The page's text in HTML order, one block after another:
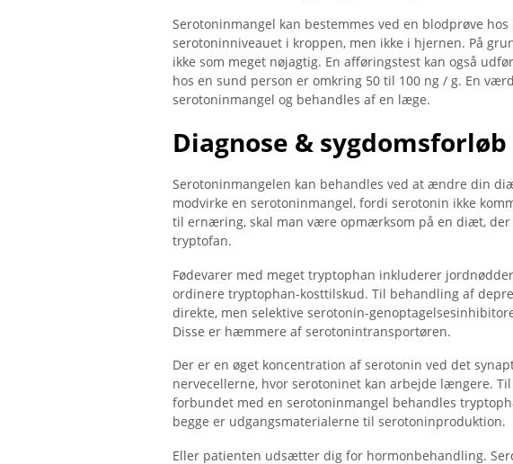
Serotoninmangel kan bestemmes ved en blodprøve
serotoninniveauet i kroppen, men ikke i hjernen. På
ikke som meget nøjagtig. En afføringstest kan også
hos en sund person er omkring 50 til 100 ng / g. En
serotoninmangel og behandles af en læge.
Diagnose & sygdomsforløb
Serotoninmangelen kan behandles ved at ændre din
modvirke en serotoninmangel, fordi serotonin ikke
til ernæring, skal man være opmærksom på en diæt,
tryptofan.
Fødevarer med meget tryptophan inkluderer
ordinere tryptophan-kosttilskud. Til behandling af
direkte, men selektive serotonin-
Disse er hæmmere af serotonintransportøren.
Der er en øget koncentration af serotonin ved det
nervecellerne, hvor serotoninet kan arbejde længere.
forbundet med en serotoninmangel behandles
begge er udgangsmaterialerne til serotoninproduktion.
Eller patienten udsætter dig for hormonbehandling.